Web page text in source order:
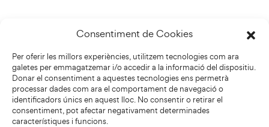
Consentiment de Cookies
Per oferir les millors experiències, utilitzem tecnologies com ara
galetes per emmagatzemar i/o accedir a la informació del dispositiu.
Donar el consentiment a aquestes tecnologies ens permetrà
processar dades com ara el comportament de navegació o
identificadors únics en aquest lloc. No consentir o retirar el
consentiment, pot afectar negativament determinades
característiques i funcions.